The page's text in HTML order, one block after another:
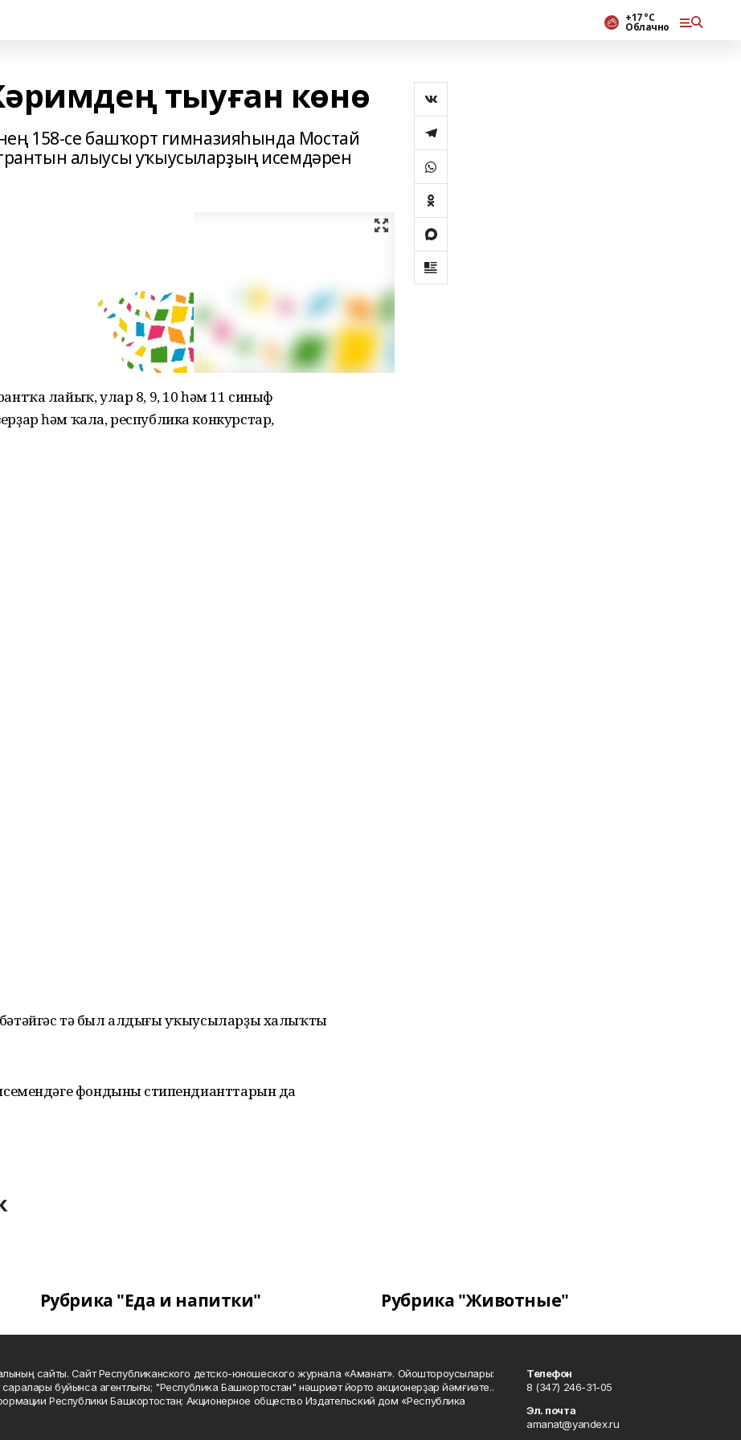
+17 °С
Облачно
тыуған көнө
158-се башҡорт гимназияһында Мостай
алыусы уҡыусыларҙың исемдәрен
лайыҡ, улар 8, 9, 10 һәм 11 синыф
һәм ҡала, республика конкурстар,
тә был алдыңғы уҡыусыларҙы халыҡты
фондының стипендианттарын да
Рубрика "Еда и напитки" Рубрика "Животные"
сайты. Сайт Республиканского детско-юношеского журнала «Аманат». Ойоштороусылары:
буйынса агентлығы; "Республика Башкортостан" нәшриәт йорто акционерҙар йәмғиәте..
Республики Башкортостан; Акционерное общество Издательский дом «Республика
Телефон
8 (347) 246-31-05
Эл. почта
amanat@yandex.ru